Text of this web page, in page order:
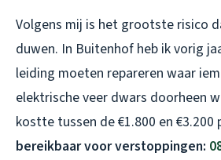
Volgens mij is het grootste risico
duwen. In Buitenhof heb ik vorig
leiding moeten repareren waar
elektrische veer dwars doorheen
kostte tussen de €1.800 en €3.200
bereikbaar voor verstoppingen: